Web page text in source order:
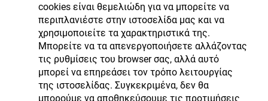
cookies είναι θεμελιώδη για να μπορείτε να
περιπλανιέστε στην ιστοσελίδα μας και να
χρησιμοποιείτε τα χαρακτηριστικά της.
Μπορείτε να τα απενεργοποιήσετε αλλάζοντας
τις ρυθμίσεις του browser σας, αλλά αυτό
μπορεί να επηρεάσει τον τρόπο λειτουργίας
της ιστοσελίδας. Συγκεκριμένα, δεν θα
μπορούμε να αποθηκεύσουμε τις προτιμήσεις